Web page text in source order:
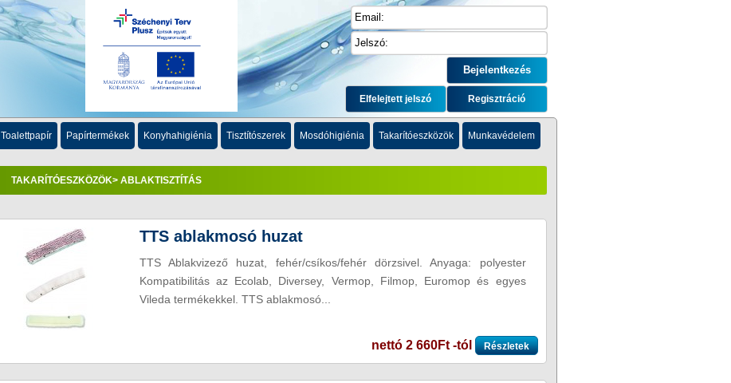
Regisztráció
Elfelejtett jelszó
Toalettpapír Papírtermékek Konyhahigiénia Tisztítószerek Mosdóhigiénia Takarítóeszközök Munkavédelem
TAKARÍTÓESZKÖZÖK> ABLAKTISZTÍTÁS
TTS ablakmosó huzat
TTS Ablakvizező huzat, fehér/csíkos/fehér dörzsivel. Anyaga: polyester
Kompatibilitás az Ecolab, Diversey, Vermop, Filmop, Euromop és egyes
Vileda termékekkel. TTS ablakmosó...
nettó 2 660Ft -tól Részletek